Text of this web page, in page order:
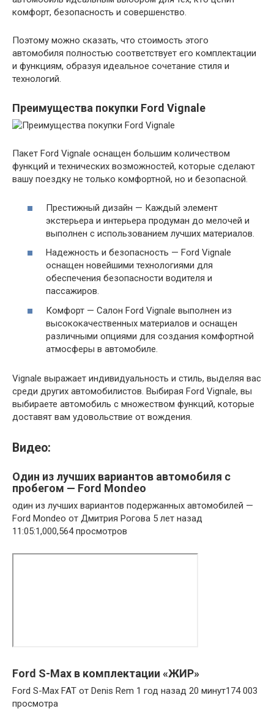
комфорт, безопасность и совершенство.
Поэтому можно сказать, что стоимость этого
автомобиля полностью соответствует его комплектации
и функциям, образуя идеальное сочетание стиля и
технологий.
Преимущества покупки Ford Vignale
Пакет Ford Vignale оснащен большим количеством
функций и технических возможностей, которые сделают
вашу поездку не только комфортной, но и безопасной.
Престижный дизайн — Каждый элемент
экстерьера и интерьера продуман до мелочей и
выполнен с использованием лучших материалов.
Надежность и безопасность — Ford Vignale
оснащен новейшими технологиями для
обеспечения безопасности водителя и
пассажиров.
Комфорт — Салон Ford Vignale выполнен из
высококачественных материалов и оснащен
различными опциями для создания комфортной
атмосферы в автомобиле.
Vignale выражает индивидуальность и стиль, выделяя вас
среди других автомобилистов. Выбирая Ford Vignale, вы
выбираете автомобиль с множеством функций, которые
доставят вам удовольствие от вождения.
Видео:
Один из лучших вариантов автомобиля с
пробегом — Ford Mondeo
один из лучших вариантов подержанных автомобилей —
Ford Mondeo от Дмитрия Рогова 5 лет назад
11:05:1,000,564 просмотров
Ford S-Max в комплектации «ЖИР»
Ford S-Max FAT от Denis Rem 1 год назад 20 минут174 003
просмотра